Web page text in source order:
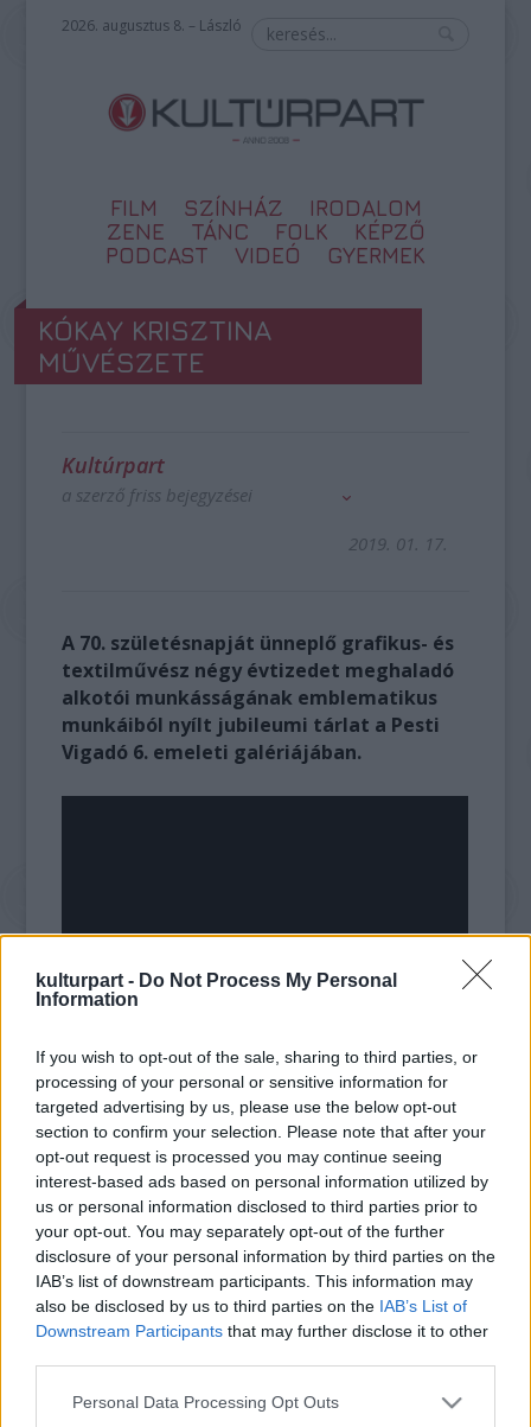
kulturpart - Do Not Process My Personal
Information
If you wish to opt-out of the sale, sharing to third parties, or
processing of your personal or sensitive information for
targeted advertising by us, please use the below opt-out
section to confirm your selection. Please note that after your
opt-out request is processed you may continue seeing
interest-based ads based on personal information utilized by
us or personal information disclosed to third parties prior to
your opt-out. You may separately opt-out of the further
disclosure of your personal information by third parties on the
IAB’s list of downstream participants. This information may
also be disclosed by us to third parties on the IAB’s List of
Downstream Participants that may further disclose it to other
Please note that this website/app uses one or more Google
Personal Data Processing Opt Outs
2026. augusztus 8. – László
FILM SZÍNHÁZ
IRODALOM
ZENE
TÁNC FOLK
KÉPZŐ
PODCAST
VIDEÓ GYERMEK
KÓKAY KRISZTINA
MŰVÉSZETE
Kultúrpart
a szerző friss bejegyzései
2019. 01. 17.
A 70. születésnapját ünneplő grafikus- és
textilművész négy évtizedet meghaladó
alkotói munkásságának emblematikus
munkáiból nyílt jubileumi tárlat a Pesti
Vigadó 6. emeleti galériájában.
MMA Kiállítás Képzőművészet Textil Vigadó
Pesti Vigadó
Kincskereső
Mozgópart Kókay Krisztina